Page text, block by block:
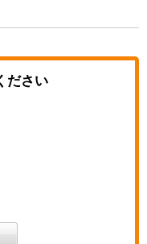
ださい